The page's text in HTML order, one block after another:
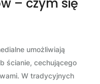
umożliwiają
ścianie, cechującego
W tradycyjnych